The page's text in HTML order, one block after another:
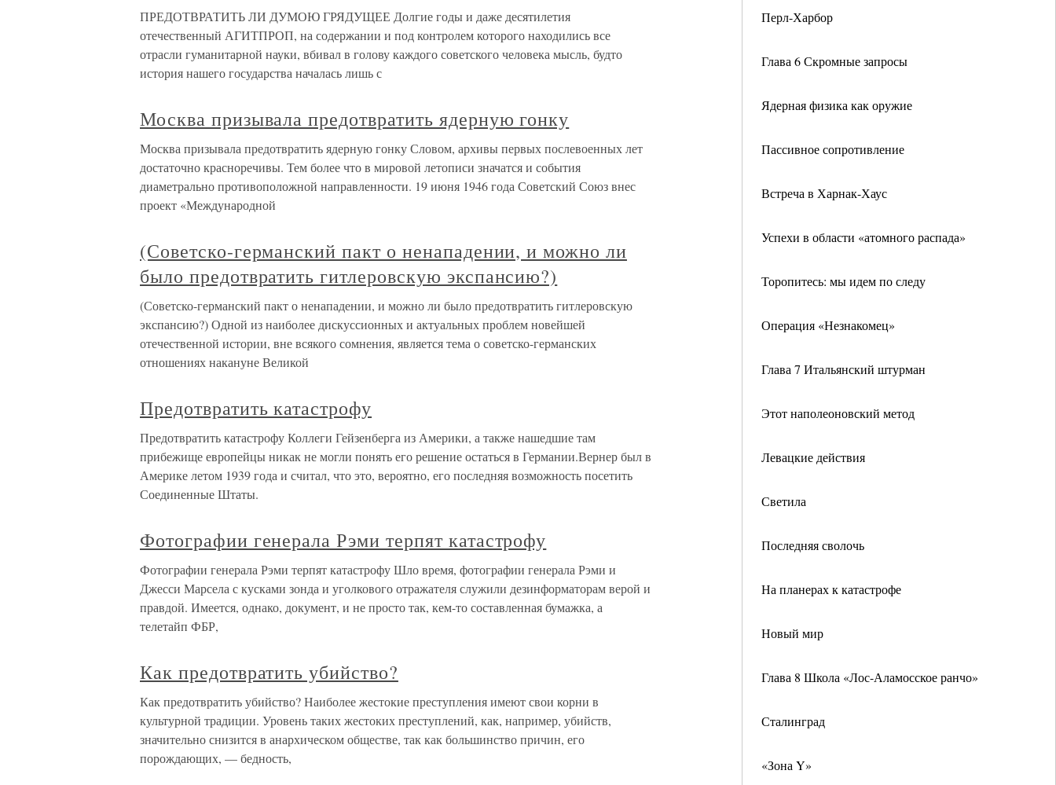
Перл-Харбор
Глава 6 Скромные запросы
Ядерная физика как оружие
Пассивное сопротивление
Встреча в Харнак-Хаус
Успехи в области «атомного распада»
Торопитесь: мы идем по следу
Операция «Незнакомец»
Глава 7 Итальянский штурман
Этот наполеоновский метод
Левацкие действия
Светила
Последняя сволочь
На планерах к катастрофе
Новый мир
Глава 8 Школа «Лос-Аламосское ранчо»
Сталинград
«Зона Y»
ПРЕДОТВРАТИТЬ ЛИ ДУМОЮ ГРЯДУЩЕЕ Долгие годы и даже десятилетия
отечественный АГИТПРОП, на содержании и под контролем которого находились все
отрасли гуманитарной науки, вбивал в голову каждого советского человека мысль, будто
история нашего государства началась лишь с
Москва призывала предотвратить ядерную гонку
Москва призывала предотвратить ядерную гонку Словом, архивы первых послевоенных лет
достаточно красноречивы. Тем более что в мировой летописи значатся и события
диаметрально противоположной направленности. 19 июня 1946 года Советский Союз внес
проект «Международной
(Советско-германский пакт о ненападении, и можно ли
было предотвратить гитлеровскую экспансию?)
(Советско-германский пакт о ненападении, и можно ли было предотвратить гитлеровскую
экспансию?) Одной из наиболее дискуссионных и актуальных проблем новейшей
отечественной истории, вне всякого сомнения, является тема о советско-германских
отношениях накануне Великой
Предотвратить катастрофу
Предотвратить катастрофу Коллеги Гейзенберга из Америки, а также нашедшие там
прибежище европейцы никак не могли понять его решение остаться в Германии.Вернер был в
Америке летом 1939 года и считал, что это, вероятно, его последняя возможность посетить
Соединенные Штаты.
Фотографии генерала Рэми терпят катастрофу
Фотографии генерала Рэми терпят катастрофу Шло время, фотографии генерала Рэми и
Джесси Марсела с кусками зонда и уголкового отражателя служили дезинформаторам верой и
правдой. Имеется, однако, документ, и не просто так, кем-то составленная бумажка, а
телетайп ФБР,
Как предотвратить убийство?
Как предотвратить убийство? Наиболее жестокие преступления имеют свои корни в
культурной традиции. Уровень таких жестоких преступлений, как, например, убийств,
значительно снизится в анархическом обществе, так как большинство причин, его
порождающих, — бедность,